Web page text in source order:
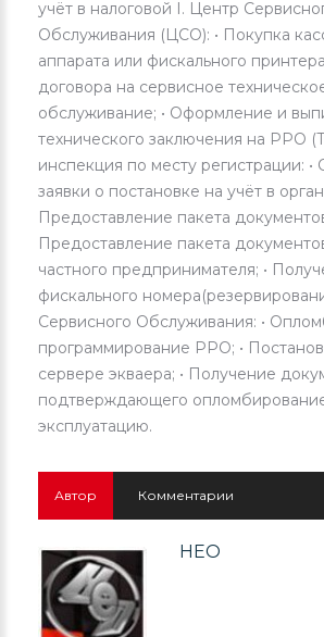
учёт в налоговой I. Центр
Обслуживания (ЦСО): • Покупка
аппарата или фискального
договора на сервисное
обслуживание; • Оформление и
технического заключения на РРО
инспекция по месту регистрации:
заявки о постановке на учёт в
Предоставление пакета
Предоставление пакета
частного предпринимателя; •
фискального
Сервисного Обслуживания: •
программирование РРО; •
сервере экваера; • Получение
подтверждающего
эксплуатацию.
Автор Комментарии
НЕО